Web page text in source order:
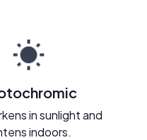
in sunlight and
indoors.